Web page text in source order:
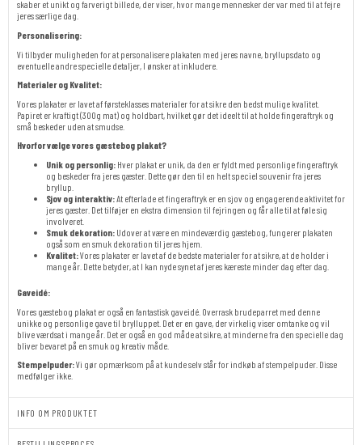
skaber et unikt og farverigt billede, der viser, hvor mange mennesker der var med til at fejre
jeres særlige dag.
Personalisering:
Vi tilbyder muligheden for at personalisere plakaten med jeres navne, bryllupsdato og
eventuelle andre specielle detaljer, I ønsker at inkludere.
Materialer og Kvalitet:
Vores plakater er lavet af førsteklasses materialer for at sikre den bedst mulige kvalitet.
Papiret er kraftigt (300g mat) og holdbart, hvilket gør det ideelt til at holde fingeraftryk og
små beskeder uden at smudse.
Hvorfor vælge vores gæstebog plakat?
Unik og personlig: Hver plakat er unik, da den er fyldt med personlige fingeraftryk
og beskeder fra jeres gæster. Dette gør den til en helt speciel souvenir fra jeres
bryllup.
Sjov og interaktiv:At efterlade et fingeraftryk er en sjov og engagerende aktivitet for
jeres gæster. Det tilføjer en ekstra dimension til fejringen og får alle til at føle sig
involveret.
Smuk dekoration: Udover at være en mindeværdig gæstebog, fungerer plakaten
også som en smuk dekoration til jeres hjem.
Kvalitet:Vores plakater er lavet af de bedste materialer for at sikre, at de holder i
mange år. Dette betyder, at I kan nyde synet af jeres kæreste minder dag efter dag.
Gaveidé:
Vores gæstebog plakat er også en fantastisk gaveidé. Overrask brudeparret med denne
unikke og personlige gave til brylluppet. Det er en gave, der virkelig viser omtanke og vil
blive værdsat i mange år. Det er også en god måde at sikre, at minderne fra den specielle dag
bliver bevaret på en smuk og kreativ måde.
Stempelpuder:Vi gør opmærksom på at kunde selv står for indkøb af stempelpuder. Disse
medfølger ikke.
INFO OM PRODUKTET